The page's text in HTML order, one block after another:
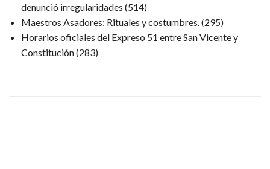
denunció irregularidades (514)
Maestros Asadores: Rituales y costumbres.(295)
Horarios oficiales del Expreso 51 entre San Vicente y
Constitución(283)